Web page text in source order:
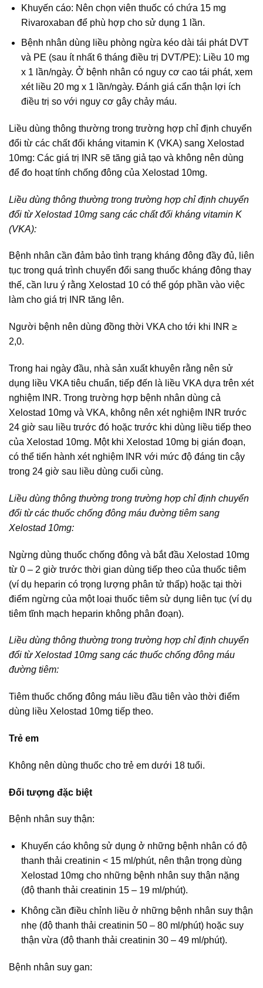
Khuyến cáo: Nên chọn viên thuốc có chứa 15 mg
Rivaroxaban để phù hợp cho sử dụng 1 lần.
Bệnh nhân dùng liều phòng ngừa kéo dài tái phát DVT
và PE (sau ít nhất 6 tháng điều trị DVT/PE): Liều 10 mg
x 1 lần/ngày. Ở bệnh nhân có nguy cơ cao tái phát, xem
xét liều 20 mg x 1 lần/ngày. Đánh giá cẩn thận lợi ích
điều trị so với nguy cơ gây chảy máu.
Liều dùng thông thường trong trường hợp chỉ định chuyển
đổi từ các chất đối kháng vitamin K (VKA) sang Xelostad
10mg: Các giá trị INR sẽ tăng giả tạo và không nên dùng
để đo hoạt tính chống đông của Xelostad 10mg.
Liều dùng thông thường trong trường hợp chỉ định chuyển
đổi từ Xelostad 10mg sang các chất đối kháng vitamin K
(VKA):
Bệnh nhân cần đảm bảo tình trạng kháng đông đầy đủ, liên
tục trong quá trình chuyển đổi sang thuốc kháng đông thay
thế, cần lưu ý rằng Xelostad 10 có thể góp phần vào việc
làm cho giá trị INR tăng lên.
Người bệnh nên dùng đồng thời VKA cho tới khi INR ≥
2,0.
Trong hai ngày đầu, nhà sản xuất khuyên rằng nên sử
dụng liều VKA tiêu chuẩn, tiếp đến là liều VKA dựa trên xét
nghiệm INR. Trong trường hợp bệnh nhân dùng cả
Xelostad 10mg và VKA, không nên xét nghiệm INR trước
24 giờ sau liều trước đó hoặc trước khi dùng liều tiếp theo
của Xelostad 10mg. Một khi Xelostad 10mg bị gián đoạn,
có thể tiến hành xét nghiệm INR với mức độ đáng tin cậy
trong 24 giờ sau liều dùng cuối cùng.
Liều dùng thông thường trong trường hợp chỉ định chuyển
đổi từ các thuốc chống đông máu đường tiêm sang
Xelostad 10mg:
Ngừng dùng thuốc chống đông và bắt đầu Xelostad 10mg
từ 0 – 2 giờ trước thời gian dùng tiếp theo của thuốc tiêm
(ví dụ heparin có trọng lượng phân tử thấp) hoặc tại thời
điểm ngừng của một loại thuốc tiêm sử dụng liên tục (ví dụ
tiêm tĩnh mạch heparin không phân đoạn).
Liều dùng thông thường trong trường hợp chỉ định chuyển
đổi từ Xelostad 10mg sang các thuốc chống đông máu
đường tiêm:
Tiêm thuốc chống đông máu liều đầu tiên vào thời điểm
dùng liều Xelostad 10mg tiếp theo.
Trẻ em
Không nên dùng thuốc cho trẻ em dưới 18 tuổi.
Đối tượng đặc biệt
Bệnh nhân suy thận:
Khuyến cáo không sử dụng ở những bệnh nhân có độ
thanh thải creatinin < 15 ml/phút, nên thận trọng dùng
Xelostad 10mg cho những bệnh nhân suy thận nặng
(độ thanh thải creatinin 15 – 19 ml/phút).
Không cần điều chỉnh liều ở những bệnh nhân suy thận
nhẹ (độ thanh thải creatinin 50 – 80 ml/phút) hoặc suy
thận vừa (độ thanh thải creatinin 30 – 49 ml/phút).
Bệnh nhân suy gan: